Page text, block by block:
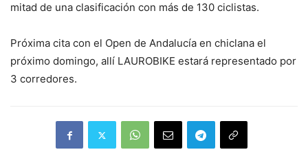
mitad de una clasificación con más de 130 ciclistas.
Próxima cita con el Open de Andalucía en chiclana el
próximo domingo, allí LAUROBIKE estará representado por
3 corredores.